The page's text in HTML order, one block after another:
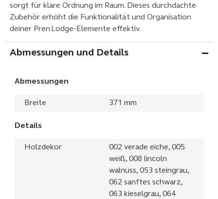
sorgt für klare Ordnung im Raum. Dieses durchdachte
Zubehör erhöht die Funktionalität und Organisation
deiner Pren Lodge-Elemente effektiv.
Abmessungen und Details
Abmessungen
Breite 371 mm
Details
Holzdekor
002 verade eiche, 005
weiß, 008 lincoln
walnuss, 053 steingrau,
062 sanftes schwarz,
063 kieselgrau, 064